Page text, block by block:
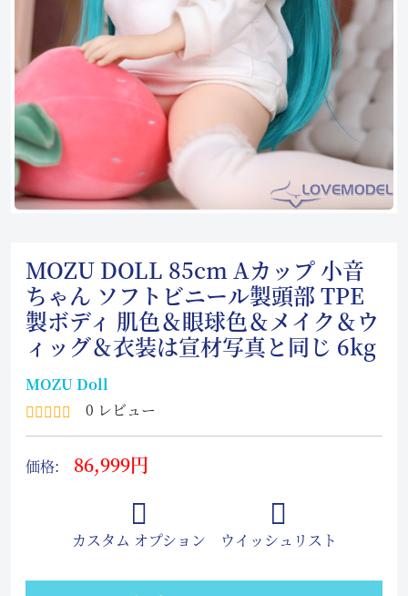
MOZU DOLL 85cm Aカップ 小音
ちゃん ソフトビニール製頭部 TPE
製ボディ 肌色＆眼球色＆メイク＆ウ
ィッグ＆衣装は宣材写真と同じ 6kg
MOZU Doll
0 レビュー
価格: 86,999円
カスタム オプション ウイッシュリスト